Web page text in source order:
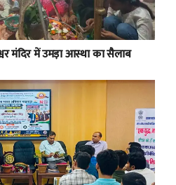
मंदिर में उमड़ा आस्था का सैलाब